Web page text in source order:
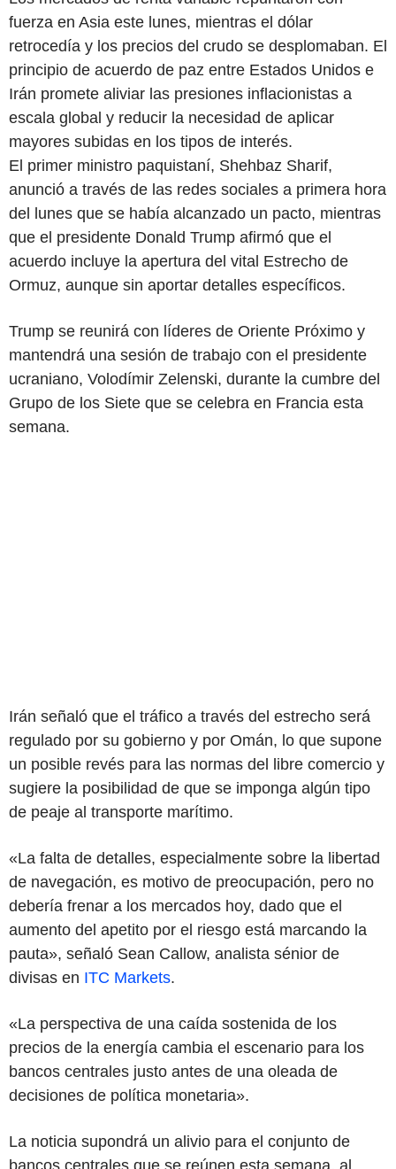
fuerza en Asia este lunes, mientras el dólar
retrocedía y los precios del crudo se desplomaban. El
principio de acuerdo de paz entre Estados Unidos e
Irán promete aliviar las presiones inflacionistas a
escala global y reducir la necesidad de aplicar
mayores subidas en los tipos de interés.
El primer ministro paquistaní, Shehbaz Sharif,
anunció a través de las redes sociales a primera hora
del lunes que se había alcanzado un pacto, mientras
que el presidente Donald Trump afirmó que el
acuerdo incluye la apertura del vital Estrecho de
Ormuz, aunque sin aportar detalles específicos.
Trump se reunirá con líderes de Oriente Próximo y
mantendrá una sesión de trabajo con el presidente
ucraniano, Volodímir Zelenski, durante la cumbre del
Grupo de los Siete que se celebra en Francia esta
semana.
Irán señaló que el tráfico a través del estrecho será
regulado por su gobierno y por Omán, lo que supone
un posible revés para las normas del libre comercio y
sugiere la posibilidad de que se imponga algún tipo
de peaje al transporte marítimo.
«La falta de detalles, especialmente sobre la libertad
de navegación, es motivo de preocupación, pero no
debería frenar a los mercados hoy, dado que el
aumento del apetito por el riesgo está marcando la
pauta», señaló Sean Callow, analista sénior de
divisas en ITC Markets.
«La perspectiva de una caída sostenida de los
precios de la energía cambia el escenario para los
bancos centrales justo antes de una oleada de
decisiones de política monetaria».
La noticia supondrá un alivio para el conjunto de
bancos centrales que se reúnen esta semana, al